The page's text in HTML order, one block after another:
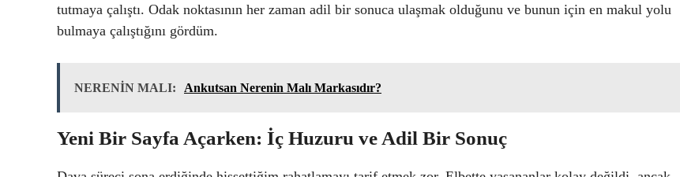
tutmaya çalıştı. Odak noktasının her zaman adil bir sonuca ulaşmak olduğunu ve bunun için en makul yolu
bulmaya çalıştığını gördüm.
NERENİN MALI: Ankutsan Nerenin Malı Markasıdır?
Yeni Bir Sayfa Açarken: İç Huzuru ve Adil Bir Sonuç